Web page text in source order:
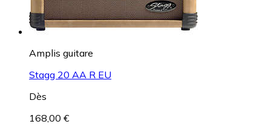
Amplis guitare
Stagg 20 AA R EU
Dès
168,00 €